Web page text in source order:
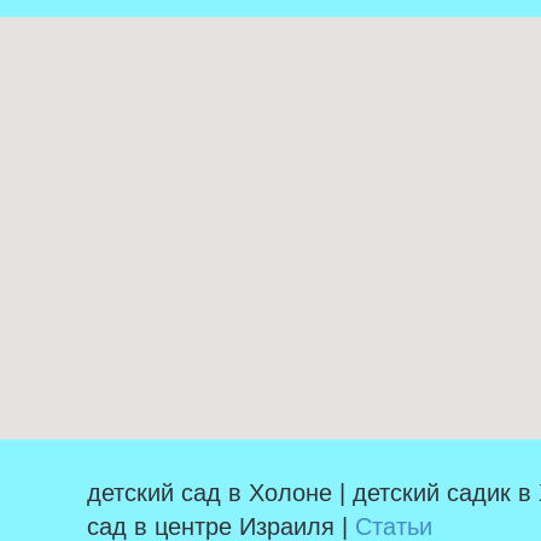
детский сад в Холоне | детский садик
сад в центре Израиля | Статьи